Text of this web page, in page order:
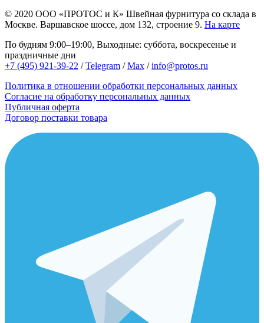
© 2020 ООО «ПРОТОС и К» Швейная фурнитура со склада в
Москве. Варшавское шоссе, дом 132, строение 9. На карте
По будням 9:00–19:00, Выходные: суббота, воскресенье и
праздничные дни
+7 (495) 921-39-22 /Telegram /Max /info@protos.ru
Политика в отношении обработки персональных данных
Согласие на обработку персональных данных
Публичная оферта
Договор поставки товара